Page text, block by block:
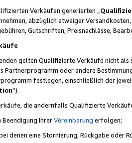
Verkäufen generierten „
abzüglich etwaiger
Gutschriften, Preisnachlässe,
gelten Qualifizierte Verkäufe nicht
Partnerprogramm oder andere
festlegen, einschließlich der
“).
die andernfalls Qualifizierte
Beendigung IhrerVereinbarung erfolgen;
denen eine Stornierung, Rückgabe oder